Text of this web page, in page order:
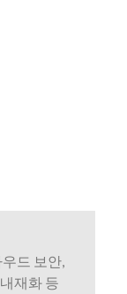
우드 보안,
재화 등